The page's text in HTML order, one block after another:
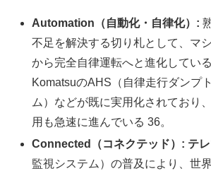
Automation（自動化・自律化）:
不足を解決する切り札として、マ
から完全自律運転へと進化してい
KomatsuのAHS（自律走行ダンプ
ム）などが既に実用化されており
用も急速に進んでいる 36。
Connected（コネクテッド）: テ
監視システム）の普及により、世